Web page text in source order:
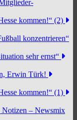
kommen!“ (2)
konzentrieren“
sehr ernst“
Erwin Türk!
kommen!“ (1)
Notizen – Newsmix